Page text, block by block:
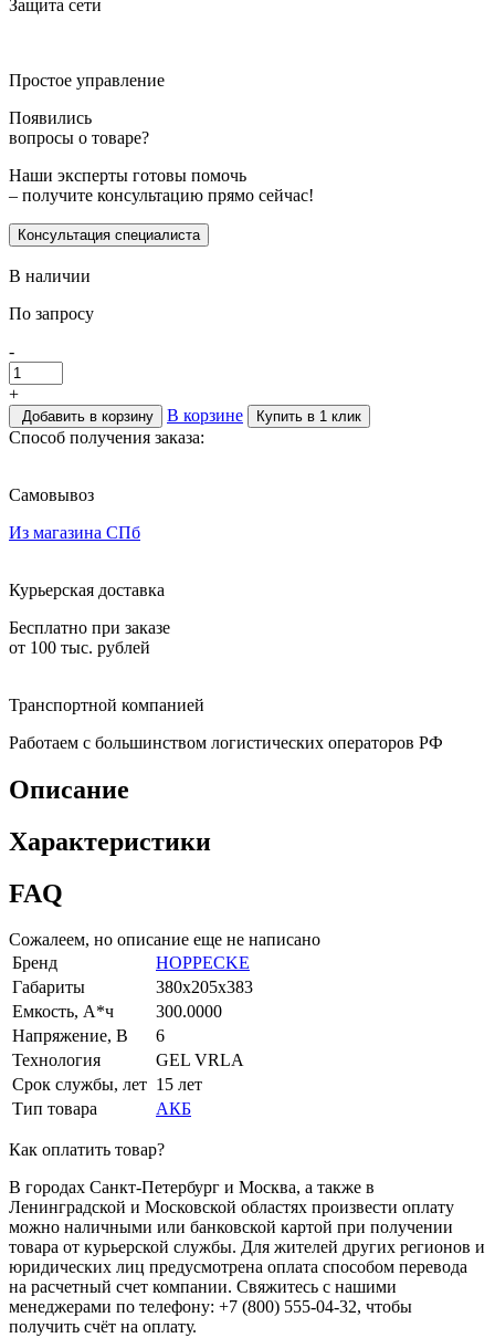
Защита сети
Простое управление
Появились
вопросы о товаре?
Наши эксперты готовы помочь
– получите консультацию прямо сейчас!
Консультация специалиста
В наличии
По запросу
-
+
Добавить в корзину В корзине Купить в 1 клик
Способ получения заказа:
Самовывоз
Из магазина СПб
Курьерская доставка
Бесплатно при заказе
от 100 тыс. рублей
Транспортной компанией
Работаем с большинством логистических операторов РФ
Описание
Характеристики
FAQ
Сожалеем, но описание еще не написано
Бренд
HOPPECKE
Габариты
380x205x383
Емкость, А*ч
300.0000
Напряжение, В
6
Технология
GEL VRLA
Срок службы, лет 15 лет
Тип товара
АКБ
Как оплатить товар?
В городах Санкт-Петербург и Москва, а также в
Ленинградской и Московской областях произвести оплату
можно наличными или банковской картой при получении
товара от курьерской службы. Для жителей других регионов и
юридических лиц предусмотрена оплата способом перевода
на расчетный счет компании. Свяжитесь с нашими
менеджерами по телефону: +7 (800) 555-04-32, чтобы
получить счёт на оплату.